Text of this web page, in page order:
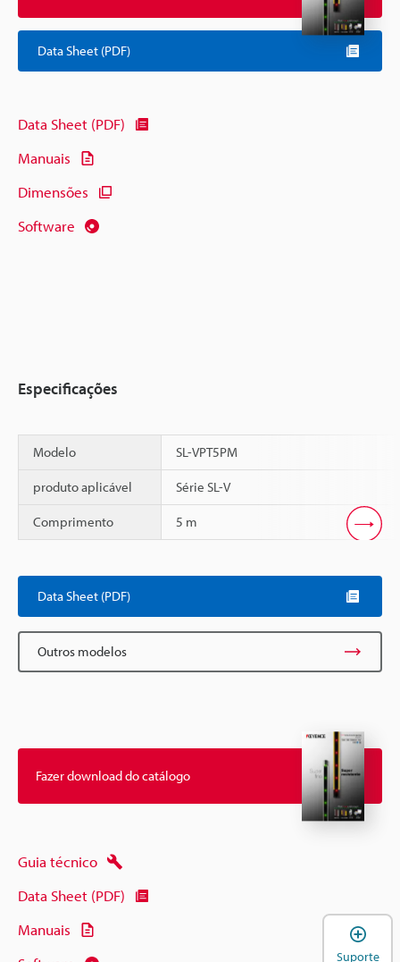
Data Sheet (PDF)
Data Sheet (PDF)
Manuais
Dimensões
Software
Especificações
Modelo SL-VPT5PM
produto aplicável Série SL-V
Comprimento 5 m
Data Sheet (PDF)
Outros modelos
Fazer download do catálogo
Guia técnico
Data Sheet (PDF)
Manuais
Suporte